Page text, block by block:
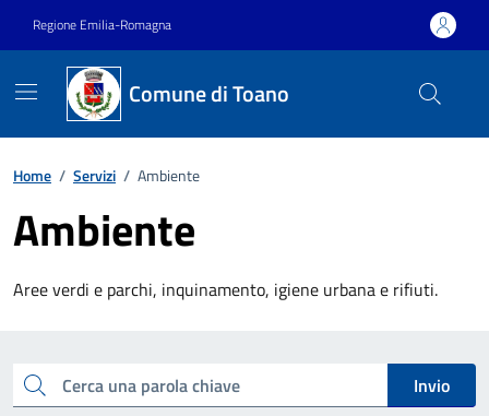
Regione Emilia-Romagna
Comune di Toano
Home / Servizi / Ambiente
Ambiente
Aree verdi e parchi, inquinamento, igiene urbana e rifiuti.
Cerca una parola chiave
Invio